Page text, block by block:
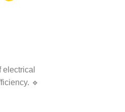
🔹